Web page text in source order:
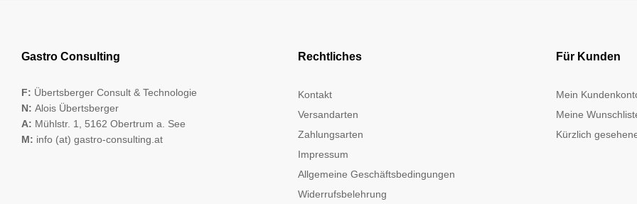
Gastro Consulting
F: Übertsberger Consult & Technologie
N: Alois Übertsberger
A: Mühlstr. 1, 5162 Obertrum a. See
M: info (at) gastro-consulting.at
Rechtliches
Kontakt
Versandarten
Zahlungsarten
Impressum
Allgemeine Geschäftsbedingungen
Widerrufsbelehrung
Für Kunden
Mein
Meine
Kürzlich